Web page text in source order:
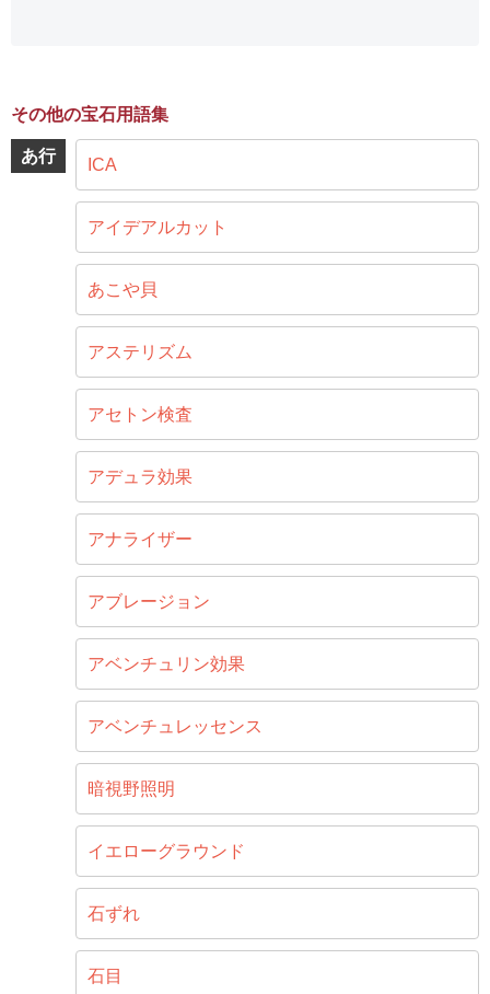
その他の宝石用語集
あ行 ICA
アイデアルカット
あこや貝
アステリズム
アセトン検査
アデュラ効果
アナライザー
アブレージョン
アベンチュリン効果
アベンチュレッセンス
暗視野照明
イエローグラウンド
石ずれ
石目